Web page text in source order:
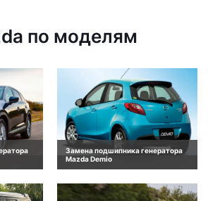
по моделям
Замена подшипника генератора
Mazda Demio